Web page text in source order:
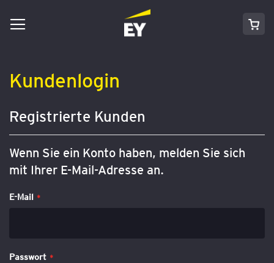
Direkt
zum
Kundenlogin
Registrierte Kunden
Wenn Sie ein Konto haben, melden Sie sich
mit Ihrer E-Mail-Adresse an.
E-Mail
Passwort